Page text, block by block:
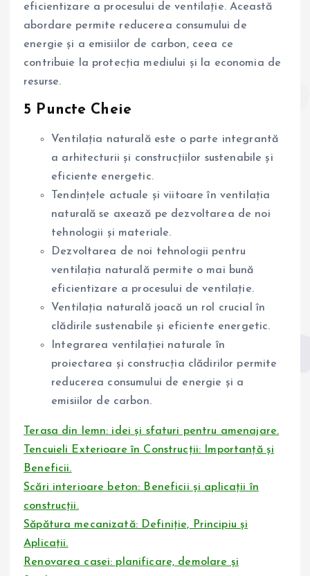
eficientizare a procesului de ventilație. Această
abordare permite reducerea consumului de
energie și a emisiilor de carbon, ceea ce
contribuie la protecția mediului și la economia de
resurse.
5 Puncte Cheie
Ventilația naturală este o parte integrantă
a arhitecturii și construcțiilor sustenabile și
eficiente energetic.
Tendințele actuale și viitoare în ventilația
naturală se axează pe dezvoltarea de noi
tehnologii și materiale.
Dezvoltarea de noi tehnologii pentru
ventilația naturală permite o mai bună
eficientizare a procesului de ventilație.
Ventilația naturală joacă un rol crucial în
clădirile sustenabile și eficiente energetic.
Integrarea ventilației naturale în
proiectarea și construcția clădirilor permite
reducerea consumului de energie și a
emisiilor de carbon.
Terasa din lemn: idei și sfaturi pentru amenajare.
Tencuieli Exterioare în Construcții: Importanță și
Beneficii.
Scări interioare beton: Beneficii și aplicații în
construcții.
Săpătura mecanizată: Definiție, Principiu și
Aplicații.
Renovarea casei: planificare, demolare și